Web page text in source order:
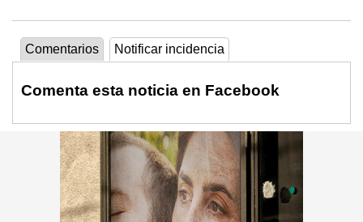
Comentarios Notificar incidencia
Comenta esta noticia en Facebook